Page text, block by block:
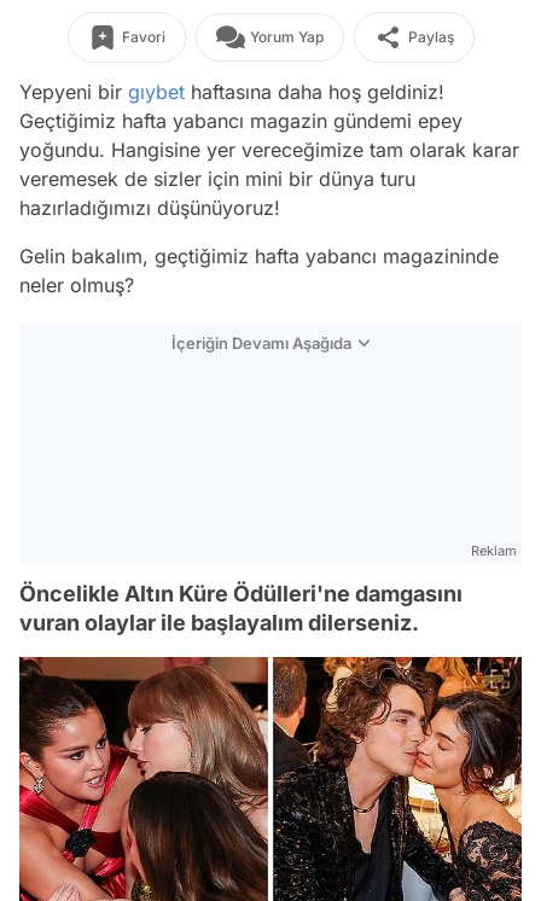
Favori Yorum Yap Paylaş
Yepyeni bir gıybet haftasına daha hoş geldiniz!
Geçtiğimiz hafta yabancı magazin gündemi epey
yoğundu. Hangisine yer vereceğimize tam olarak karar
veremesek de sizler için mini bir dünya turu
hazırladığımızı düşünüyoruz!
Gelin bakalım, geçtiğimiz hafta yabancı magazininde
neler olmuş?
İçeriğin Devamı Aşağıda
Reklam
Öncelikle Altın Küre Ödülleri'ne damgasını
vuran olaylar ile başlayalım dilerseniz.